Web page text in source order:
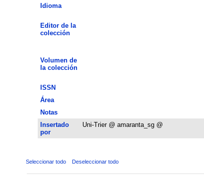
Idioma
Editor de la
colección
Volumen de
la colección
ISSN
Área
Notas
Insertado
por
Uni-Trier @ amaranta_sg @
Seleccionar todo Deseleccionar todo